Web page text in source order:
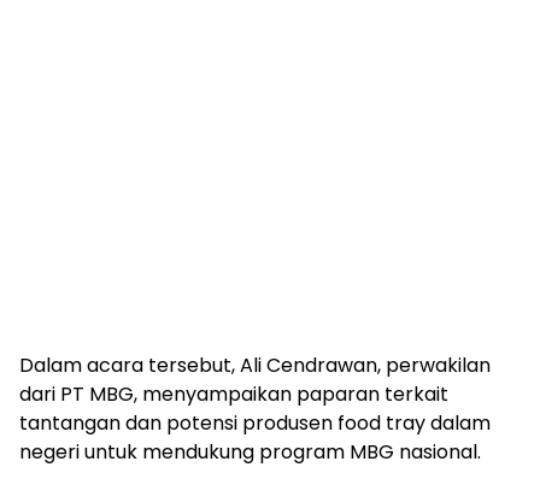
Dalam acara tersebut, Ali Cendrawan, perwakilan
dari PT MBG, menyampaikan paparan terkait
tantangan dan potensi produsen food tray dalam
negeri untuk mendukung program MBG nasional.